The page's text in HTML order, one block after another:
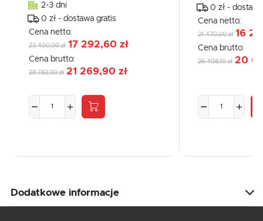
2-3 dni
0 zł - dostawa gratis
Cena netto:
23 400,00 zł 17 292,60 zł
Cena brutto:
28 782,00 zł 21 269,90 zł
0 zł -
Cena netto:
21 470,00 zł 16
Cena brutto:
26 408,10 zł 20
Dodatkowe informacje